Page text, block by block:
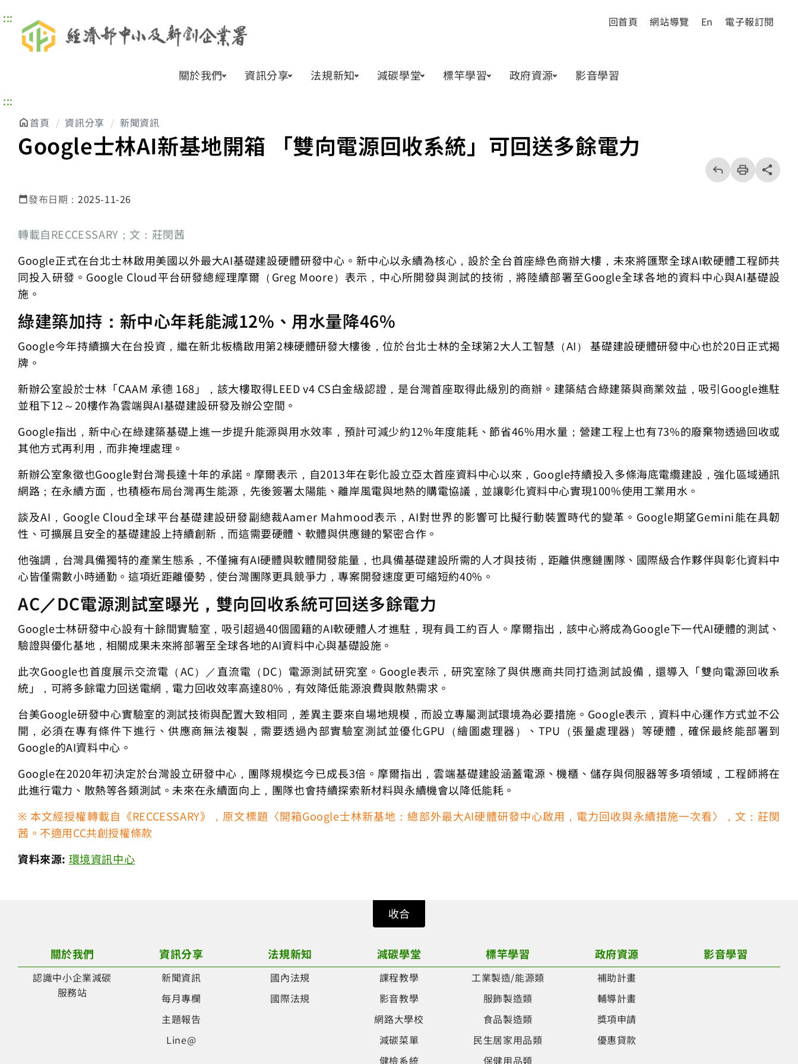
::: 回首頁 網站導覽 En 電子報訂閱
關於我們 資訊分享 法規新知 減碳學堂 標竿學習 政府資源
影音學習
:::
首頁 資訊分享 新聞資訊
Google士林AI新基地開箱 「雙向電源回收系統」可回送多餘電力 回
上
一
頁
列
印
share分享按
發布日期： 2025-11-26
轉載自RECCESSARY；文：莊閔茜
Google正式在台北士林啟用美國以外最大AI基礎建設硬體研發中心。新中心以永續為核心，設於全台首座綠色商辦大樓，未來將匯聚全球AI軟硬體工程師共
同投入研發。Google Cloud平台研發總經理摩爾（Greg Moore）表示，中心所開發與測試的技術，將陸續部署至Google全球各地的資料中心與AI基礎設
施。
綠建築加持：新中心年耗能減12%、用水量降46%
Google今年持續擴大在台投資，繼在新北板橋啟用第2棟硬體研發大樓後，位於台北士林的全球第2大人工智慧（AI） 基礎建設硬體研發中心也於20日正式揭
牌。
新辦公室設於士林「CAAM 承德 168」，該大樓取得LEED v4 CS白金級認證，是台灣首座取得此級別的商辦。建築結合綠建築與商業效益，吸引Google進駐
並租下12～20樓作為雲端與AI基礎建設研發及辦公空間。
Google指出，新中心在綠建築基礎上進一步提升能源與用水效率，預計可減少約12%年度能耗、節省46%用水量；營建工程上也有73%的廢棄物透過回收或
其他方式再利用，而非掩埋處理。
新辦公室象徵也Google對台灣長達十年的承諾。摩爾表示，自2013年在彰化設立亞太首座資料中心以來，Google持續投入多條海底電纜建設，強化區域通訊
網路；在永續方面，也積極布局台灣再生能源，先後簽署太陽能、離岸風電與地熱的購電協議，並讓彰化資料中心實現100%使用工業用水。
談及AI，Google Cloud全球平台基礎建設研發副總裁Aamer Mahmood表示，AI對世界的影響可比擬行動裝置時代的變革。Google期望Gemini能在具韌
性、可擴展且安全的基礎建設上持續創新，而這需要硬體、軟體與供應鏈的緊密合作。
他強調，台灣具備獨特的產業生態系，不僅擁有AI硬體與軟體開發能量，也具備基礎建設所需的人才與技術，距離供應鏈團隊、國際級合作夥伴與彰化資料中
心皆僅需數小時通勤。這項近距離優勢，使台灣團隊更具競爭力，專案開發速度更可縮短約40%。
AC／DC電源測試室曝光，雙向回收系統可回送多餘電力
Google士林研發中心設有十餘間實驗室，吸引超過40個國籍的AI軟硬體人才進駐，現有員工約百人。摩爾指出，該中心將成為Google下一代AI硬體的測試、
驗證與優化基地，相關成果未來將部署至全球各地的AI資料中心與基礎設施。
此次Google也首度展示交流電（AC）／直流電（DC）電源測試研究室。Google表示，研究室除了與供應商共同打造測試設備，還導入「雙向電源回收系
統」，可將多餘電力回送電網，電力回收效率高達80%，有效降低能源浪費與散熱需求。
台美Google研發中心實驗室的測試技術與配置大致相同，差異主要來自場地規模，而設立專屬測試環境為必要措施。Google表示，資料中心運作方式並不公
開，必須在專有條件下進行、供應商無法複製，需要透過內部實驗室測試並優化GPU（繪圖處理器）、TPU（張量處理器）等硬體，確保最終能部署到
Google的AI資料中心。
Google在2020年初決定於台灣設立研發中心，團隊規模迄今已成長3倍。摩爾指出，雲端基礎建設涵蓋電源、機櫃、儲存與伺服器等多項領域，工程師將在
此進行電力、散熱等各類測試。未來在永續面向上，團隊也會持續探索新材料與永續機會以降低能耗。
※ 本文經授權轉載自《RECCESSARY》，原文標題〈開箱Google士林新基地：總部外最大AI硬體研發中心啟用，電力回收與永續措施一次看〉，文：莊閔
茜。不適用CC共創授權條款
資料來源: 環境資訊中心
收合
關於我們
認識中小企業減碳
服務站
資訊分享
新聞資訊
每月專欄
主題報告
Line@
法規新知
國內法規
國際法規
減碳學堂
課程教學
影音教學
網路大學校
減碳菜單
健檢系統
標竿學習
工業製造/能源類
服飾製造類
食品製造類
民生居家用品類
保健用品類
政府資源
補助計畫
輔導計畫
獎項申請
優惠貸款
影音學習